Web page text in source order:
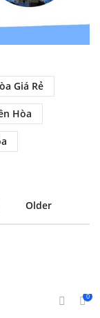
Giá Rẻ
Hòa
Older
0